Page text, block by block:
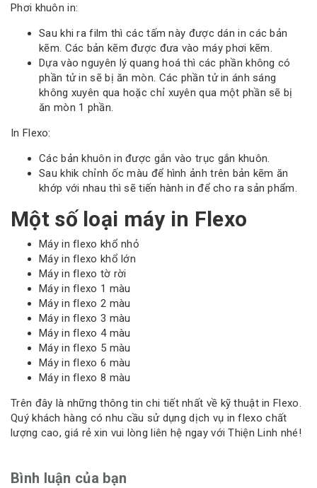
Phơi khuôn in:
Sau khi ra film thì các tấm này được dán in các bản
kẽm. Các bản kẽm được đưa vào máy phơi kẽm.
Dựa vào nguyên lý quang hoá thì các phần không có
phần tử in sẽ bị ăn mòn. Các phần tử in ánh sáng
không xuyên qua hoặc chỉ xuyên qua một phần sẽ bị
ăn mòn 1 phần.
In Flexo:
Các bản khuôn in được gắn vào trục gắn khuôn.
Sau khik chỉnh ốc màu để hình ảnh trên bản kẽm ăn
khớp với nhau thì sẽ tiến hành in để cho ra sản phẩm.
Một số loại máy in Flexo
Máy in flexo khổ nhỏ
Máy in flexo khổ lớn
Máy in flexo tờ rời
Máy in flexo 1 màu
Máy in flexo 2 màu
Máy in flexo 3 màu
Máy in flexo 4 màu
Máy in flexo 5 màu
Máy in flexo 6 màu
Máy in flexo 8 màu
Trên đây là những thông tin chi tiết nhất về kỹ thuật in Flexo.
Quý khách hàng có nhu cầu sử dụng dịch vụ in flexo chất
lượng cao, giá rẻ xin vui lòng liên hệ ngay với Thiện Linh nhé!
Bình luận của bạn